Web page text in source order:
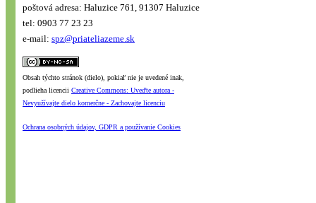
poštová adresa: Haluzice 761, 91307 Haluzice
tel: 0903 77 23 23
e-mail: spz@priateliazeme.sk
Obsah týchto stránok (dielo), pokiaľ nie je uvedené inak,
podlieha licencii Creative Commons: Uveďte autora -
Nevyužívajte dielo komerčne - Zachovajte licenciu
Ochrana osobných údajov, GDPR a používanie Cookies